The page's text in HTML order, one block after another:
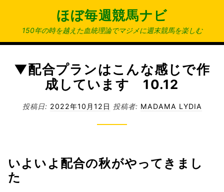
ン
ほぼ毎週競馬ナビ
150年の時を越えた血統理論でマジメに週末競馬を楽しむ
▼配合プランはこんな感じで作
成しています 10.12
投稿日: 2022年10月12日 投稿者: MADAMA LYDIA
いよいよ配合の秋がやってきまし
た